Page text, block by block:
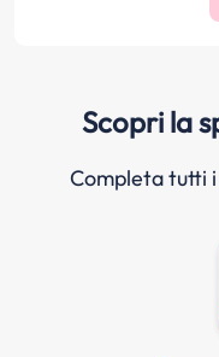
Scopri la
Completa tutti